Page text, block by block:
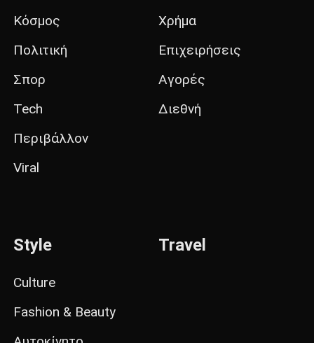
Κόσμος
Πολιτική
Σπορ
Tech
Περιβάλλον
Viral
Χρήμα
Επιχειρήσεις
Αγορές
Διεθνή
Style
Culture
Fashion & Beauty
Travel